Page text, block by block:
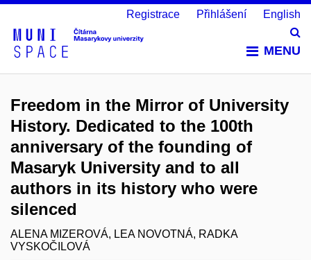
MENU
Registrace Přihlášení English
Freedom in the Mirror of University
History. Dedicated to the 100th
anniversary of the founding of
Masaryk University and to all
authors in its history who were
silenced
ALENA MIZEROVÁ, LEA NOVOTNÁ, RADKA
VYSKOČILOVÁ